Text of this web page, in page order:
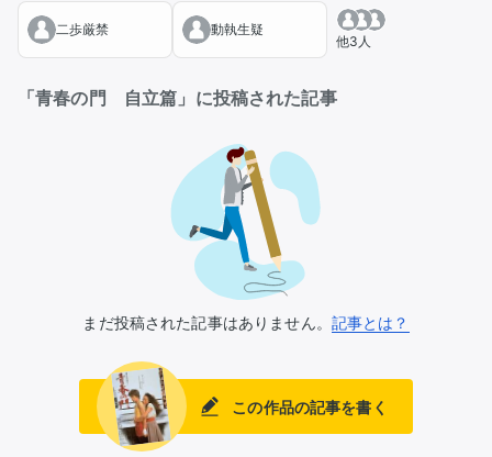
二歩厳禁 動執生疑
他3人
「青春の門 自立篇」に投稿された記事
まだ投稿された記事はありません。 記事とは？
この作品の記事を書く